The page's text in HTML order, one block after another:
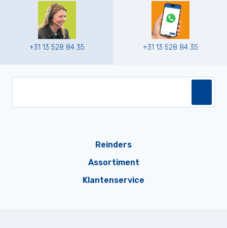
+31 13 528 84 35 +31 13 528 84 35
Reinders
Assortiment
Klantenservice